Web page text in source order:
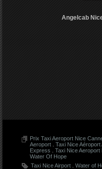
Angelcab
Prix Taxi Aeroport Nice
Aeroport
Taxi Nice Aéroport
Express
Taxi Nice Aeroport
Water Of Hope
Taxi Nice Airport
Water of